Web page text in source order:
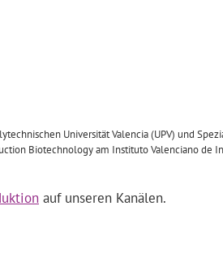
Universität Valencia (UPV) und
Biotechnology am Instituto Valenciano de
auf unseren Kanälen.